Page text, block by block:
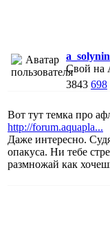
a_solynin
Свой на
3843 698
Вот тут темка про
http://forum.aquapla...
Даже интересно.
опакуса. Ни тебе
размножай как